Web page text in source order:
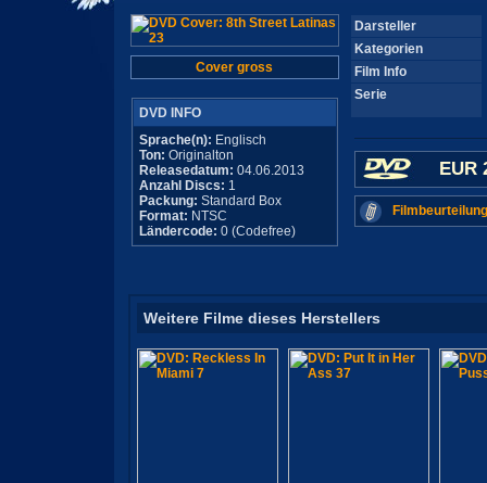
Cover gross
DVD INFO
Sprache(n): Englisch
Ton: Originalton
Releasedatum: 04.06.2013
Anzahl Discs: 1
Packung: Standard Box
Format: NTSC
Ländercode: 0 (Codefree)
Darsteller
Kategorien
Film Info
Serie
EUR
Weitere Filme dieses Herstellers